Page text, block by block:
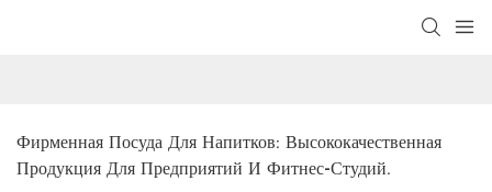
Фирменная Посуда Для Напитков: Высококачественная
Продукция Для Предприятий И Фитнес-Студий.